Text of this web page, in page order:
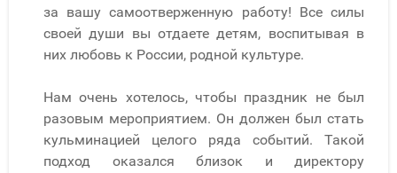
за вашу самоотверженную работу! Все силы
своей души вы отдаете детям, воспитывая в
них любовь к России, родной культуре.
Нам очень хотелось, чтобы праздник не был
разовым мероприятием. Он должен был стать
кульминацией целого ряда событий. Такой
подход оказался близок и директору